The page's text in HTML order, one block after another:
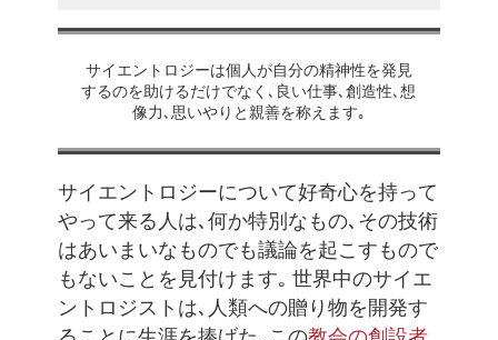
サイエントロジーは個人が自分の精神性を発見
するのを助けるだけでなく､良い仕事､創造性､想
像力､思いやりと親善を称えます｡
サイエントロジーについて好奇心を持って
やって来る人は､何か特別なもの､その技術
はあいまいなものでも議論を起こすもので
もないことを見付けます｡ 世界中のサイエ
ントロジストは､人類への贈り物を開発す